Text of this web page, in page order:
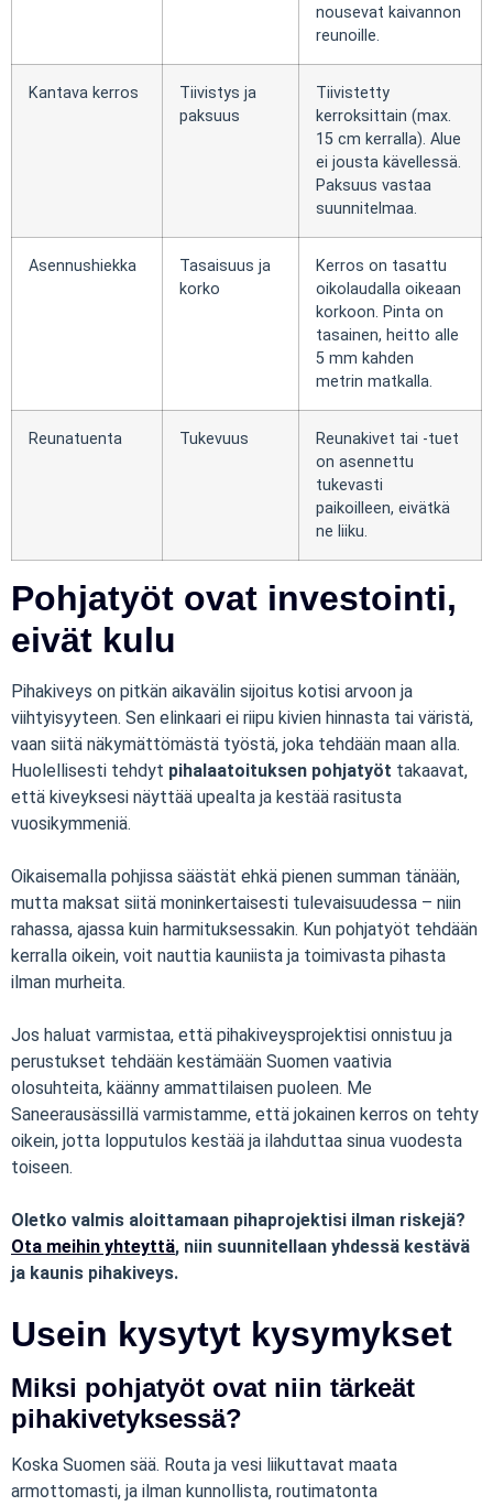
nousevat kaivannon
reunoille.
Kantava kerros
Tiivistys ja
paksuus
Tiivistetty
kerroksittain (max.
15 cm kerralla). Alue
ei jousta kävellessä.
Paksuus vastaa
suunnitelmaa.
Asennushiekka
Tasaisuus ja
korko
Kerros on tasattu
oikolaudalla oikeaan
korkoon. Pinta on
tasainen, heitto alle
5 mm kahden
metrin matkalla.
Reunatuenta Tukevuus
Reunakivet tai -tuet
on asennettu
tukevasti
paikoilleen, eivätkä
ne liiku.
Pohjatyöt ovat investointi,
eivät kulu
Pihakiveys on pitkän aikavälin sijoitus kotisi arvoon ja
viihtyisyyteen. Sen elinkaari ei riipu kivien hinnasta tai väristä,
vaan siitä näkymättömästä työstä, joka tehdään maan alla.
Huolellisesti tehdyt pihalaatoituksen pohjatyöt takaavat,
että kiveyksesi näyttää upealta ja kestää rasitusta
vuosikymmeniä.
Oikaisemalla pohjissa säästät ehkä pienen summan tänään,
mutta maksat siitä moninkertaisesti tulevaisuudessa – niin
rahassa, ajassa kuin harmituksessakin. Kun pohjatyöt tehdään
kerralla oikein, voit nauttia kauniista ja toimivasta pihasta
ilman murheita.
Jos haluat varmistaa, että pihakiveysprojektisi onnistuu ja
perustukset tehdään kestämään Suomen vaativia
olosuhteita, käänny ammattilaisen puoleen. Me
Saneerausässillä varmistamme, että jokainen kerros on tehty
oikein, jotta lopputulos kestää ja ilahduttaa sinua vuodesta
toiseen.
Oletko valmis aloittamaan pihaprojektisi ilman riskejä?
Ota meihin yhteyttä, niin suunnitellaan yhdessä kestävä
ja kaunis pihakiveys.
Usein kysytyt kysymykset
Miksi pohjatyöt ovat niin tärkeät
pihakivetyksessä?
Koska Suomen sää. Routa ja vesi liikuttavat maata
armottomasti, ja ilman kunnollista, routimatonta